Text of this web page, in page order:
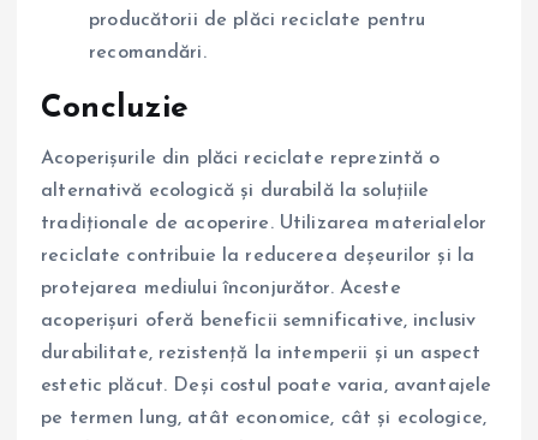
producătorii de plăci reciclate pentru
recomandări.
Concluzie
Acoperișurile din plăci reciclate reprezintă o
alternativă ecologică și durabilă la soluțiile
tradiționale de acoperire. Utilizarea materialelor
reciclate contribuie la reducerea deșeurilor și la
protejarea mediului înconjurător. Aceste
acoperișuri oferă beneficii semnificative, inclusiv
durabilitate, rezistență la intemperii și un aspect
estetic plăcut. Deși costul poate varia, avantajele
pe termen lung, atât economice, cât și ecologice,